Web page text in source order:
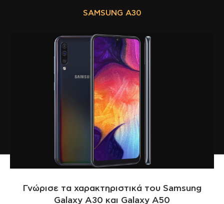
SAMSUNG A30
Γνώρισε τα χαρακτηριστικά του Samsung
Galaxy A30 και Galaxy A50